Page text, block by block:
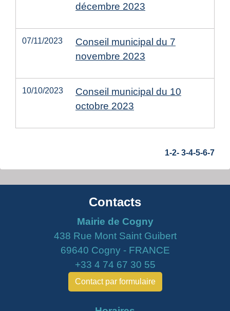
décembre 2023
07/11/2023
Conseil municipal du 7
novembre 2023
10/10/2023
Conseil municipal du 10
octobre 2023
1-2- 3-4-5-6-7
Contacts
Mairie de Cogny
438 Rue Mont Saint Guibert
69640 Cogny - FRANCE
+33 4 74 67 30 55
Contact par formulaire